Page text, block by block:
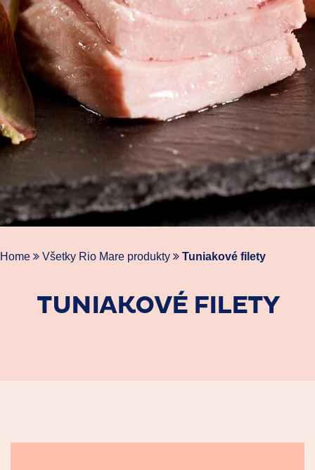
Home Všetky Rio Mare produkty Tuniakové filety
TUNIAKOVÉ FILETY